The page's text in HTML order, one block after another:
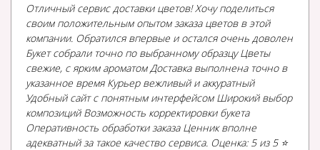
Отличный сервис доставки цветов! Хочу поделиться
своим положительным опытом заказа цветов в этой
компании. Обратился впервые и остался очень доволен
Букет собрали точно по выбранному образцу Цветы
свежие, с ярким ароматом Доставка выполнена точно в
указанное время Курьер вежливый и аккуратный
Удобный сайт с понятным интерфейсом Широкий выбор
композиций Возможность корректировки букета
Оперативность обработки заказа Ценник вполне
адекватный за такое качество сервиса. Оценка: 5 из 5 ⭐️